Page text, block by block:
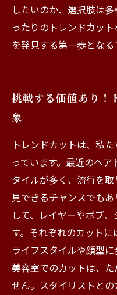
したいのか、選択肢は
ったりのトレンドカッ
を発見する第一歩となる
挑戦する価値あり！
象
トレンドカットは、私
っています。最近のヘ
タイルが多く、流行を
見できるチャンスでも
して、レイヤーやボブ
す。それぞれのカット
ライフスタイルや顔型に
美容室でのカットは、
せん。スタイリストと